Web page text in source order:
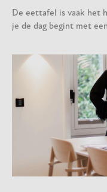
De eettafel is vaak het
je de dag begint met